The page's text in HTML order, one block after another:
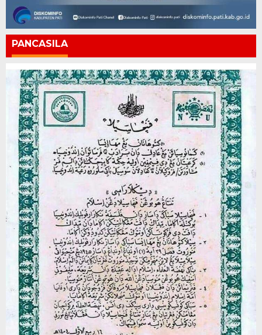
PANCASILA